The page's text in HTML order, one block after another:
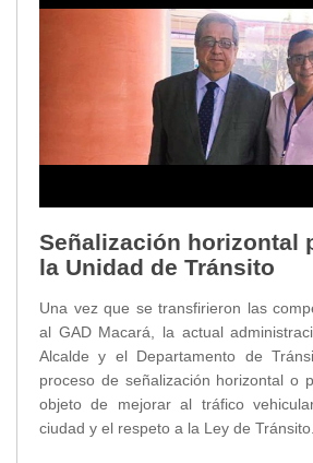
Señalización horizontal
la Unidad de Tránsito
Una vez que se transfirieron las
al GAD Macará, la actual
Alcalde y el Departamento de
proceso de señalización horizontal o
objeto de mejorar al tráfico
ciudad y el respeto a la Ley de Tránsito.